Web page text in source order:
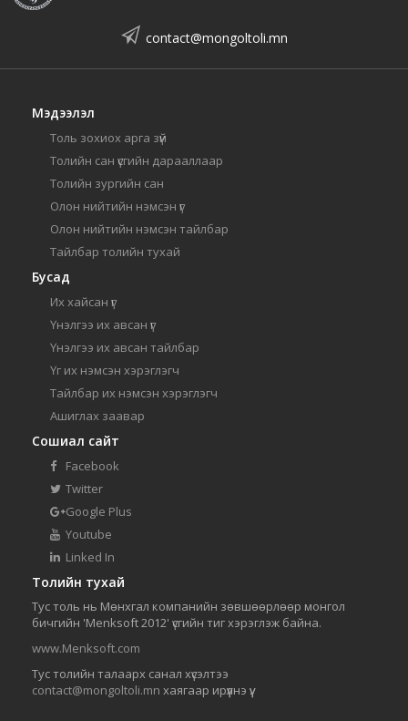
contact@mongoltoli.mn
Мэдээлэл
Толь зохиох арга зүй
Толийн сан үсгийн дарааллаар
Толийн зургийн сан
Олон нийтийн нэмсэн үг
Олон нийтийн нэмсэн тайлбар
Тайлбар толийн тухай
Бусад
Их хайсан үг
Үнэлгээ их авсан үг
Үнэлгээ их авсан тайлбар
Үг их нэмсэн хэрэглэгч
Тайлбар их нэмсэн хэрэглэгч
Ашиглах заавар
Сошиал сайт
Facebook
Twitter
Google Plus
Youtube
Linked In
Толийн тухай
Тус толь нь Мөнхгал компанийн зөвшөөрлөөр монгол
бичгийн 'Menksoft 2012' үсгийн тиг хэрэглэж байна.
www.Menksoft.com
Тус толийн талаарх санал хүсэлтээ
contact@mongoltoli.mn хаягаар ирүүлнэ үү.